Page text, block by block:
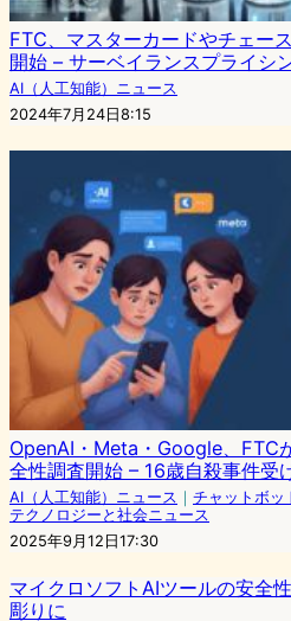
FTC、マスターカードやチェー
開始 – サーベイランスプライシ
AI（人工知能）ニュース
2024年7月24日8:15
OpenAI・Meta・Google、FTC
全性調査開始 – 16歳自殺事件受
AI（人工知能）ニュース ｜ チャットボッ
テクノロジーと社会ニュース
2025年9月12日17:30
マイクロソフトAIツールの安全
彫りに